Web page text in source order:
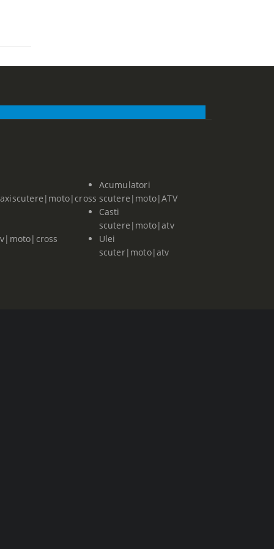
Acumulatori
scutere|moto|ATV
Casti
scutere|moto|atv
Ulei
scuter|moto|atv